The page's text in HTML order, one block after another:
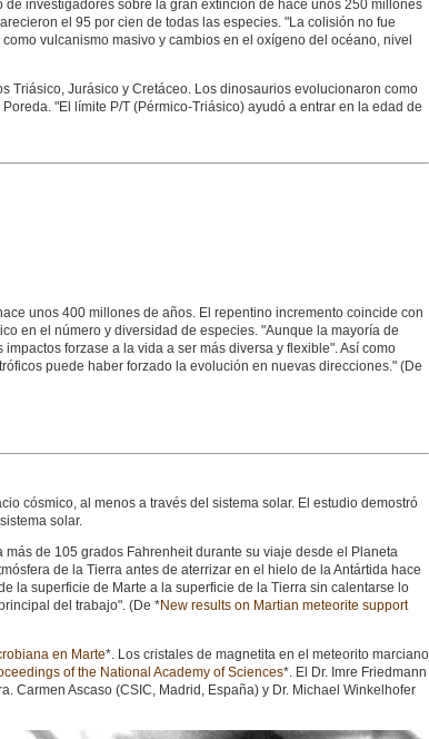
investigadores sobre la gran extinción de hace unos 250 millones
el 95 por cien de todas las especies. "La colisión no fue
vulcanismo masivo y cambios en el oxígeno del océano, nivel
Triásico, Jurásico y Cretáceo. Los dinosaurios evolucionaron como
"El límite P/T (Pérmico-Triásico) ayudó a entrar en la edad de
unos 400 millones de años. El repentino incremento coincide con
en el número y diversidad de especies. "Aunque la mayoría de
forzase a la vida a ser más diversa y flexible". Así como
puede haber forzado la evolución en nuevas direcciones." (De
cósmico, al menos a través del sistema solar. El estudio demostró
solar.
más de 105 grados Fahrenheit durante su viaje desde el Planeta
de la Tierra antes de aterrizar en el hielo de la Antártida hace
la superficie de Marte a la superficie de la Tierra sin calentarse lo
del trabajo". (De *New results on Martian meteorite support
en Marte*. Los cristales de magnetita en el meteorito marciano
of the National Academy of Sciences*. El Dr. Imre Friedmann
Carmen Ascaso (CSIC, Madrid, España) y Dr. Michael Winkelhofer